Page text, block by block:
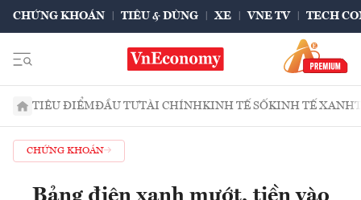
CHỨNG KHOÁN TIÊU & DÙNG XE VNE TV TECH
TIÊU ĐIỂMĐẦU TƯTÀI CHÍNHKINH TẾ SỐKINH TẾ XANH
CHỨNG KHOÁN